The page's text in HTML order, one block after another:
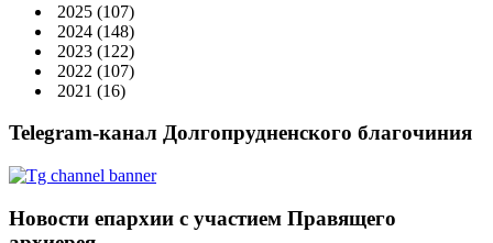
2025 (107)
2024 (148)
2023 (122)
2022 (107)
2021 (16)
Telegram-канал Долгопрудненского благочиния
Новости епархии с участием Правящего